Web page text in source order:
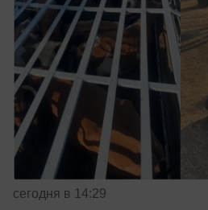
сегодня в 14:29